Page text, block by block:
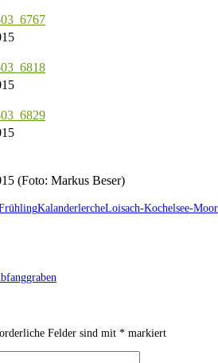
(Foto: Markus Beser)
KalanderlercheLoisach-Kochelsee-Moor
Felder sind mit * markiert